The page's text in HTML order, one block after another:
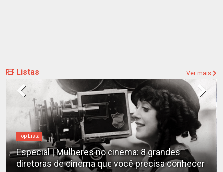
Listas Ver mais
Top Lista
Especial | Mulheres no cinema: 8 grandes
diretoras de cinema que você precisa conhecer